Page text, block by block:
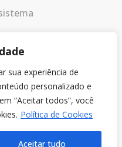
sua experiência de
personalizado e
“Aceitar todos”, você
Política de Cookies
Aceitar tudo
uso